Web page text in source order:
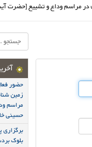
وداع و تشییع [حضرت آیت
حضور
زمین
مراسم
حسینی
بلوک